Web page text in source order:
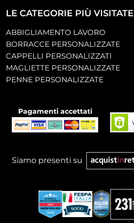
LE CATEGORIE PIÙ VISITATE
ABBIGLIAMENTO LAVORO
BORRACCE PERSONALIZZATE
CAPPELLI PERSONALIZZATI
MAGLIETTE PERSONALIZZATE
PENNE PERSONALIZZATE
Pagamenti accettati
Siamo presenti su